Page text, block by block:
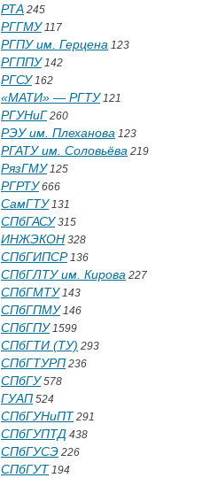
РТА 245
РГГМУ117
РГПУ им. Герцена 123
РГППУ142
РГСУ162
«МАТИ» — РГТУ121
РГУНиГ 260
РЭУ им. Плеханова 123
РГАТУ им. Соловьёва 219
РязГМУ125
РГРТУ666
СамГТУ131
СПбГАСУ315
ИНЖЭКОН 328
СПбГИПСР136
СПбГЛТУ им. Кирова 227
СПбГМТУ143
СПбГПМУ146
СПбГПУ1599
СПбГТИ (ТУ) 293
СПбГТУРП 236
СПбГУ578
ГУАП 524
СПбГУНиПТ 291
СПбГУПТД 438
СПбГУСЭ 226
СПбГУТ 194